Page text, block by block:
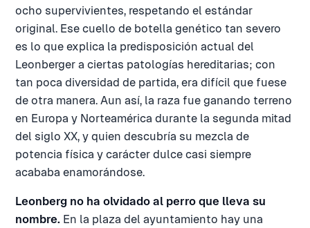
ocho supervivientes, respetando el estándar
original. Ese cuello de botella genético tan severo
es lo que explica la predisposición actual del
Leonberger a ciertas patologías hereditarias; con
tan poca diversidad de partida, era difícil que fuese
de otra manera. Aun así, la raza fue ganando terreno
en Europa y Norteamérica durante la segunda mitad
del siglo XX, y quien descubría su mezcla de
potencia física y carácter dulce casi siempre
acababa enamorándose.
Leonberg no ha olvidado al perro que lleva su
nombre. En la plaza del ayuntamiento hay una